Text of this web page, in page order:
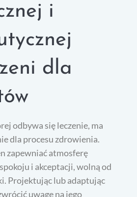
i
dla
odbywa się leczenie, ma
dla procesu zdrowienia.
zapewniać atmosferę
i akceptacji, wolną od
Projektując lub adaptując
uwagę na jego